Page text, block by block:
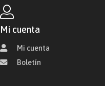
Mi cuenta
Mi cuenta
Boletín